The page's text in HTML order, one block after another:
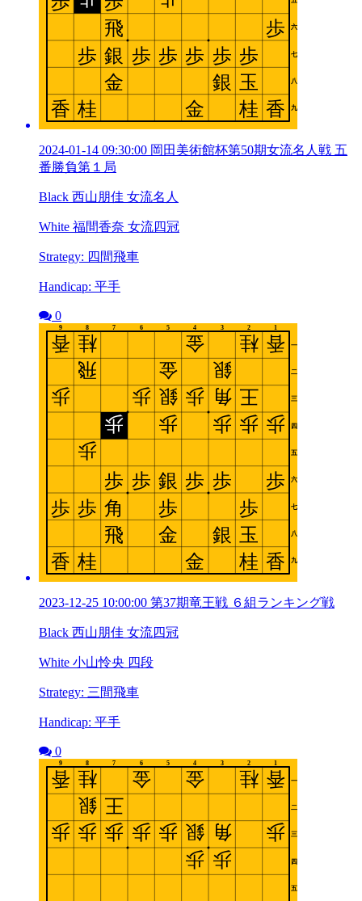
2024-01-14 09:30:00 岡田美術館杯第50期女流名人戦 五
番勝負第１局
Black 西山朋佳 女流名人
White 福間香奈 女流四冠
Strategy: 四間飛車
Handicap: 平手
0
2023-12-25 10:00:00 第37期竜王戦 ６組ランキング戦
Black 西山朋佳 女流四冠
White 小山怜央 四段
Strategy: 三間飛車
Handicap: 平手
0